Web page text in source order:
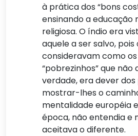
à prática dos “bons
ensinando a educação
religiosa. O índio era
aquele a ser salvo, pois
consideravam como os
“pobrezinhos” que
verdade, era dever
mostrar-lhes o
mentalidade européia
época, não entendia e
aceitava o diferente.